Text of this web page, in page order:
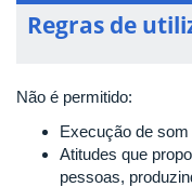
Regras de
Não é permitido:
Execução de
Atitudes que
pessoas,